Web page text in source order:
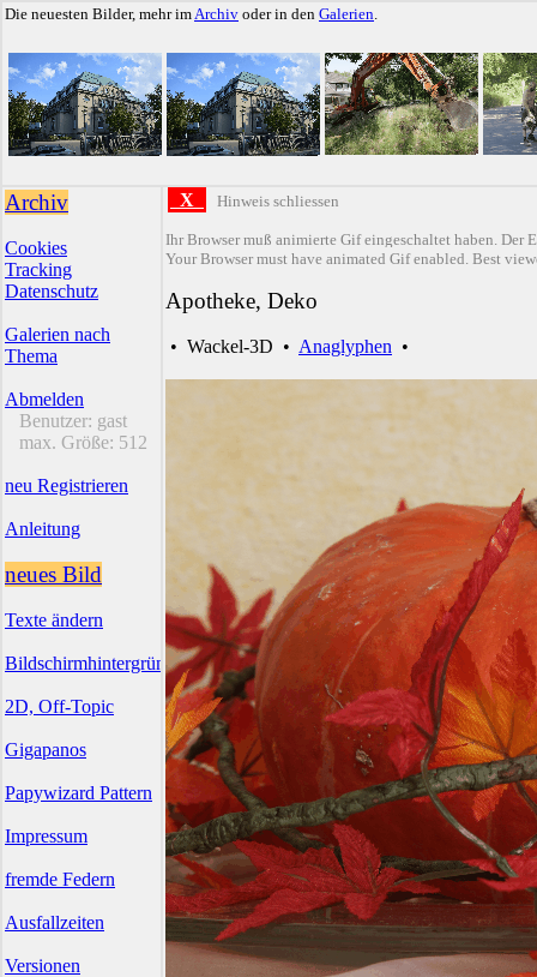
Die neuesten Bilder, mehr imArchiv oder in den Galerien.
Archiv
Cookies
Tracking
Datenschutz
Galerien nach
Thema
Abmelden
Benutzer: gast
max. Größe: 512
neu Registrieren
Anleitung
neues Bild
Texte ändern
Bildschirmhintergründe
2D, Off-Topic
Gigapanos
Papywizard Pattern
Impressum
fremde Federn
Ausfallzeiten
Versionen
X Hinweis schliessen
Ihr Browser muß animierte Gif eingeschaltet haben. Der
Your Browser must have animated Gif enabled. Best
Apotheke, Deko
• Wackel-3D • Anaglyphen •